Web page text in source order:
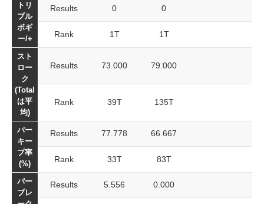
トリ
プル
ボギ
ー/+
Results 0 0
Rank 1T 1T
スト
ロー
ク
(Total
は平
均)
Results 73.000 79.000
Rank 39T 135T
パー
キー
プ率
(%)
Results 77.778 66.667
Rank 33T 83T
パー
ブレ
Results 5.556 0.000